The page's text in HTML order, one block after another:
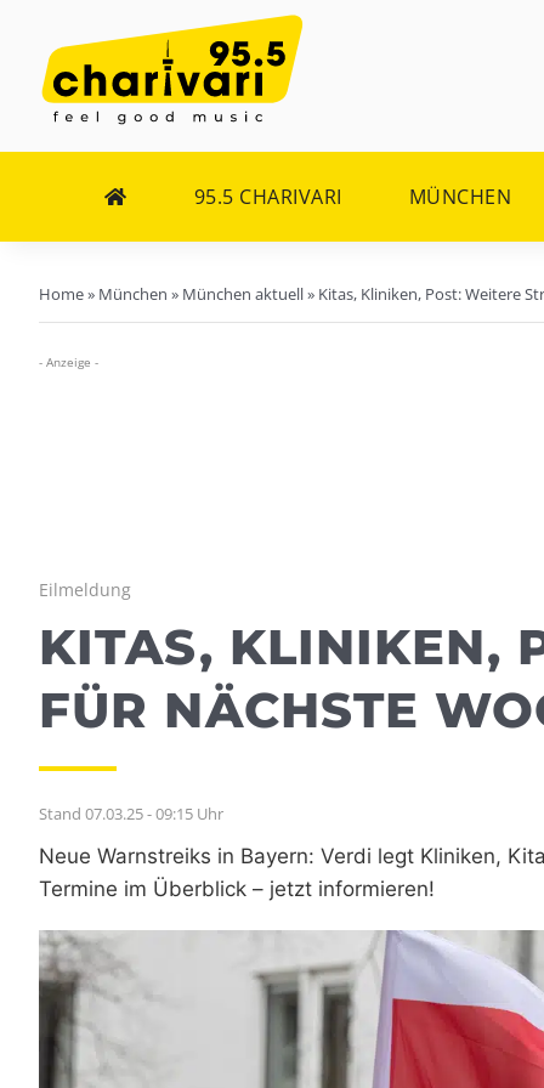
Inhalt
springen
95.5 CHARIVARI MÜNCHEN
Home» München » München aktuell» Kitas, Kliniken, Post: Weitere
- Anzeige -
Eilmeldung
KITAS, KLINIKEN,
FÜR NÄCHSTE
Stand 07.03.25 - 09:15 Uhr
Neue Warnstreiks in Bayern: Verdi legt Kliniken,
Termine im Überblick – jetzt informieren!